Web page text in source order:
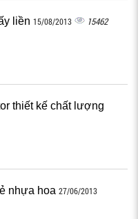
liền 15/08/2013 15462
thiết kế chất lượng
nhựa hoa 27/06/2013